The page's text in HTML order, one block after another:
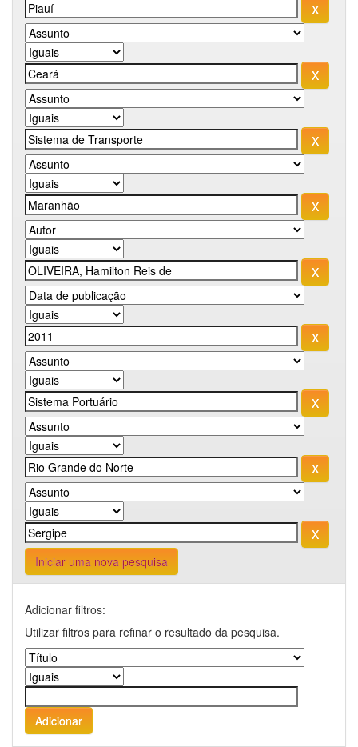
Iniciar uma nova pesquisa
Adicionar filtros:
Utilizar filtros para refinar o resultado da pesquisa.